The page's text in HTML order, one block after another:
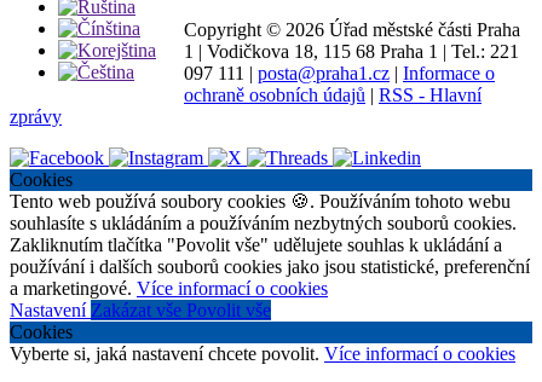
Copyright © 2026 Úřad městské části Praha
1 | Vodičkova 18, 115 68 Praha 1 | Tel.: 221
097 111 | posta@praha1.cz | Informace o
ochraně osobních údajů | RSS - Hlavní
zprávy
Cookies
Tento web používá soubory cookies 🍪. Používáním tohoto webu
souhlasíte s ukládáním a používáním nezbytných souborů cookies.
Zakliknutím tlačítka "Povolit vše" udělujete souhlas k ukládání a
používání i dalších souborů cookies jako jsou statistické, preferenční
a marketingové. Více informací o cookies
Nastavení Zakázat vše Povolit vše
Cookies
Vyberte si, jaká nastavení chcete povolit. Více informací o cookies